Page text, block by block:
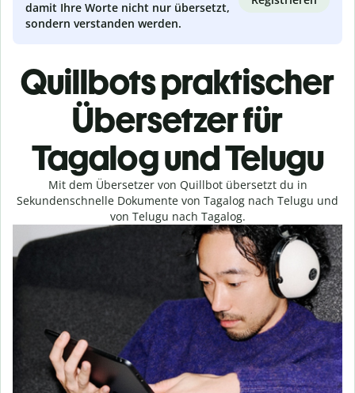
damit Ihre Worte nicht nur übersetzt,
sondern verstanden werden.
Quillbots praktischer
Übersetzer für
Tagalog und Telugu
Mit dem Übersetzer von Quillbot übersetzt du in
Sekundenschnelle Dokumente von Tagalog nach Telugu und
von Telugu nach Tagalog.